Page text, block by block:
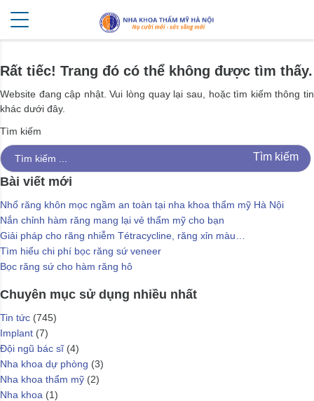
Rất tiếc! Trang đó có thể không được tìm thấy.
Website đang cập nhật. Vui lòng quay lại sau, hoặc tìm kiếm thông tin
khác dưới đây.
Tìm kiếm
Bài viết mới
Nhổ răng khôn mọc ngầm an toàn tại nha khoa thẩm mỹ Hà Nội
Nắn chỉnh hàm răng mang lại vẻ thẩm mỹ cho bạn
Giải pháp cho răng nhiễm Tétracycline, răng xỉn màu…
Tìm hiểu chi phí bọc răng sứ veneer
Bọc răng sứ cho hàm răng hô
Chuyên mục sử dụng nhiều nhất
Tin tức (745)
Implant (7)
Đội ngũ bác sĩ(4)
Nha khoa dự phòng (3)
Nha khoa thẩm mỹ (2)
Nha khoa (1)